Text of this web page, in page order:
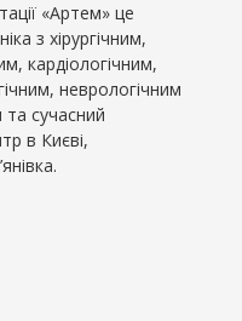
«Артем» це
з хірургічним,
кардіологічним,
неврологічним
та сучасний
в Києві,